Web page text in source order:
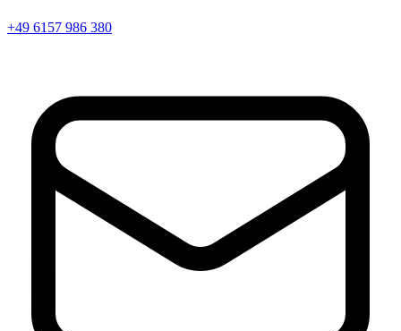
+49 6157 986 380